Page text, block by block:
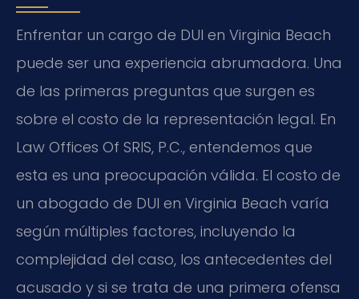
Enfrentar un cargo de DUI en Virginia Beach
puede ser una experiencia abrumadora. Una
de las primeras preguntas que surgen es
sobre el costo de la representación legal. En
Law Offices Of SRIS, P.C., entendemos que
esta es una preocupación válida. El costo de
un abogado de DUI en Virginia Beach varía
según múltiples factores, incluyendo la
complejidad del caso, los antecedentes del
acusado y si se trata de una primera ofensa